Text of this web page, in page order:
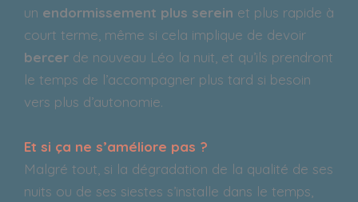
un endormissement plus serein et plus rapide à
court terme, même si cela implique de devoir
bercer de nouveau Léo la nuit, et qu’ils prendront
le temps de l’accompagner plus tard si besoin
vers plus d’autonomie.
Et si ça ne s’améliore pas ?
Malgré tout, si la dégradation de la qualité de ses
nuits ou de ses siestes s’installe dans le temps,